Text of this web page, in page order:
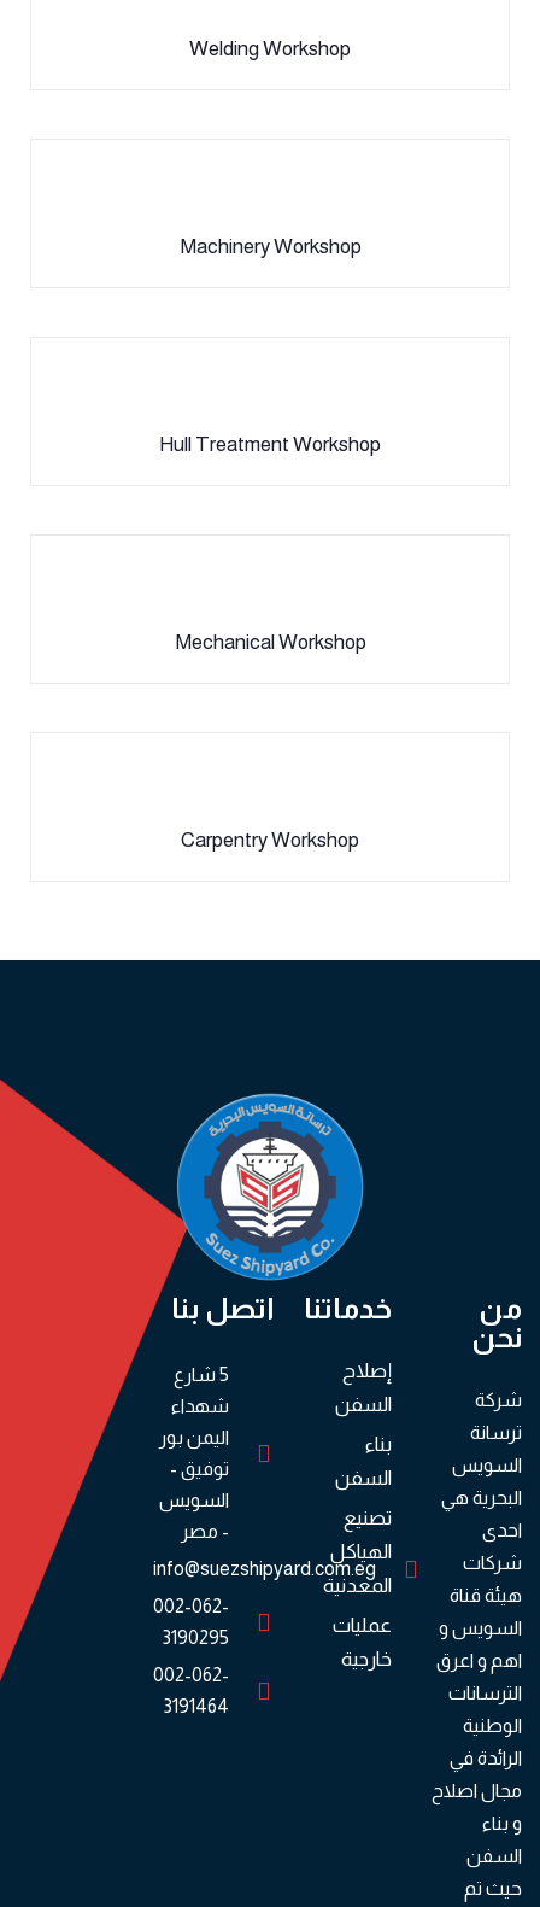
Welding Workshop
Machinery Workshop
Hull Treatment Workshop
Mechanical Workshop
Carpentry Workshop
من
نحن
شركة
ترسانة
السويس
البحرية هي
احدى
شركات
هيئة قناة
السويس و
اهم و اعرق
الترسانات
الوطنية
الرائدة في
مجال اصلاح
و بناء
السفن
حيث تم
خدماتنا
إصلاح
السفن
بناء
السفن
تصنيع
الهياكل
المعدنية
عمليات
خارجية
اتصل بنا
5 شارع
شهداء
اليمن بور
توفيق -
السويس
- مصر
info@suezshipyard.com.eg
002-062-
3190295
002-062-
3191464